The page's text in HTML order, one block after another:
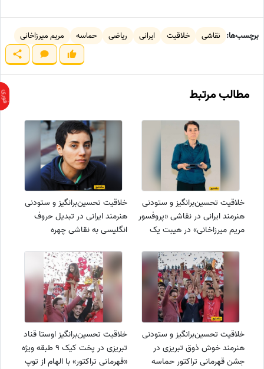
برچسب‌ها: نقاشی خلاقیت ایرانی ریاضی حماسه مریم میرزاخانی
مطالب مرتبط
خلاقیت تحسین‌برانگیز و ستودنی
هنرمند ایرانی در نقاشی «پروفسور
مریم میرزاخانی» در هیبت یک
و یادش گرامی/هنر نزد ایرانیان
است و بس
خلاقیت تحسین‌برانگیز و ستودنی
هنرمند ایرانی در تبدیل حروف
انگلیسی به نقاشی چهره
شاهکاریه در نوع خودش
خلاقیت تحسین‌برانگیز و ستودنی
هنرمند خوش ذوق تبریزی در
جشن قهرمانی تراکتور حماسه
خلاقیت تحسین‌برانگیز اوستا قناد
تبریزی در پخت کیک 9 طبقه ویژه
«قهرمانی تراکتور» با الهام از توپ